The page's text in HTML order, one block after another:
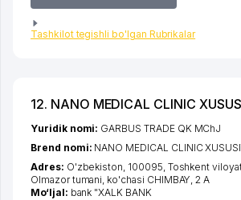
Tashkilot tegishli bo'lgan Rubrikalar
12. NANO MEDICAL CLINIC
Yuridik nomi: GARBUS TRADE QK MChJ
Brend nomi: NANO MEDICAL CLINIC
Adres: O'zbekiston, 100095, Toshkent
Olmazor tumani, ko'chasi CHIMBAY, 2 А
Mo‘ljal: bank "XALK BANK